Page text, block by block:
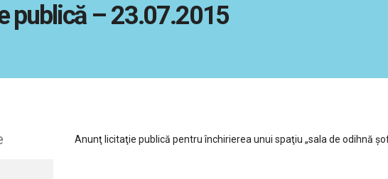
publică – 23.07.2015
Anunţ licitaţie publică pentru închirierea unui spaţiu „sala de odihnă